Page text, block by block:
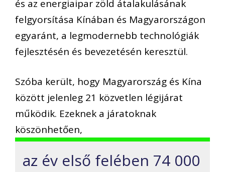
és az energiaipar zöld átalakulásának
felgyorsítása Kínában és Magyarországon
egyaránt, a legmodernebb technológiák
fejlesztésén és bevezetésén keresztül.
Szóba került, hogy Magyarország és Kína
között jelenleg 21 közvetlen légijárat
működik. Ezeknek a járatoknak
köszönhetően,
az év első felében 74 000